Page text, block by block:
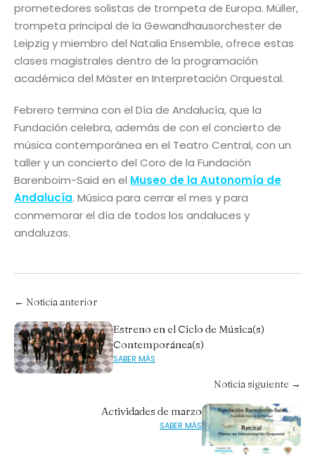
prometedores solistas de trompeta de Europa. Müller,
trompeta principal de la Gewandhausorchester de
Leipzig y miembro del Natalia Ensemble, ofrece estas
clases magistrales dentro de la programación
académica del Máster en Interpretación Orquestal.
Febrero termina con el Día de Andalucía, que la
Fundación celebra, además de con el concierto de
música contemporánea en el Teatro Central, con un
taller y un concierto del Coro de la Fundación
Barenboim-Said en el Museo de la Autonomía de
Andalucía. Música para cerrar el mes y para
conmemorar el día de todos los andaluces y
andaluzas.
← Noticia anterior
Estreno en el Ciclo de Música(s)
Contemporánea(s)
SABER MÁS
Noticia siguiente →
Actividades de marzo
SABER MÁS